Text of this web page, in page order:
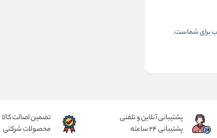
هستید، پیچ گوشتی بادی تایوانی رونیکس مدل 2514 بهترین انتخاب برای شماست.
پشتیبانی آنلاین و تلفنی
پشتیبانی 24 ساعته
تضمین اصالت کالا
محصولات شرکتی